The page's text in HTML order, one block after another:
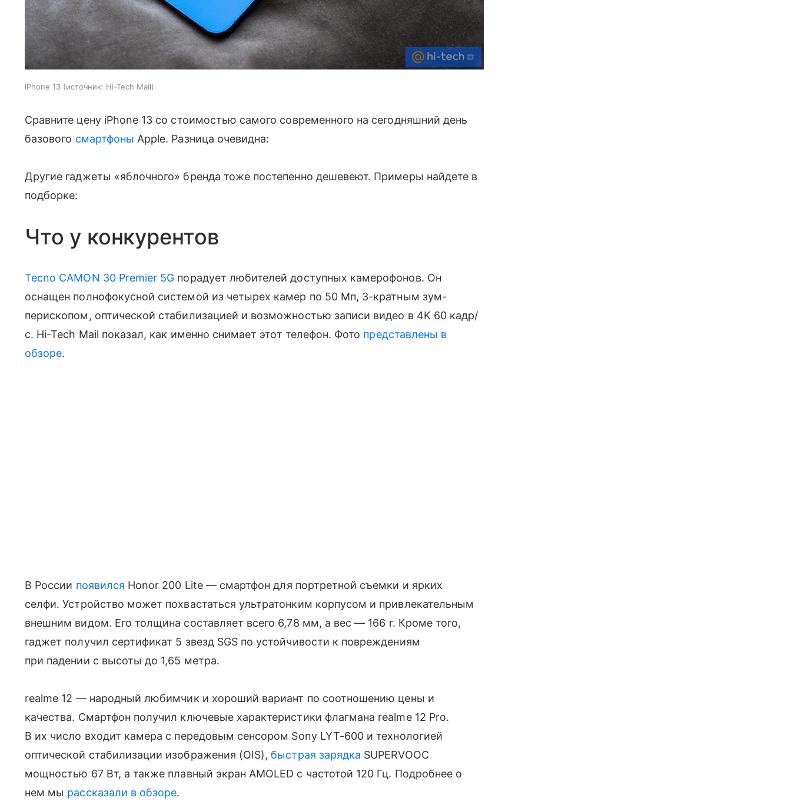
iPhone 13 источник: Hi-Tech Mail
Сравните цену iPhone 13 со стоимостью самого современного на сегодняшний день
базового смартфоны Apple. Разница очевидна:
Другие гаджеты «яблочного» бренда тоже постепенно дешевеют. Примеры найдете в
подборке:
Что у конкурентов
Tecno CAMON 30 Premier 5G порадует любителей доступных камерофонов. Он
оснащен полнофокусной системой из четырех камер по 50 Мп, 3-кратным зум-
перископом, оптической стабилизацией и возможностью записи видео в 4K 60 кадр/
с. Hi-Tech Mail показал, как именно снимает этот телефон. Фото представлены в
обзоре.
В России появился Honor 200 Lite — смартфон для портретной съемки и ярких
селфи. Устройство может похвастаться ультратонким корпусом и привлекательным
внешним видом. Его толщина составляет всего 6,78 мм, а вес — 166 г. Кроме того,
гаджет получил сертификат 5 звезд SGS по устойчивости к повреждениям
при падении с высоты до 1,65 метра.
realme 12 — народный любимчик и хороший вариант по соотношению цены и
качества. Смартфон получил ключевые характеристики флагмана realme 12 Pro.
В их число входит камера с передовым сенсором Sony LYT-600 и технологией
оптической стабилизации изображения (OIS), быстрая зарядка SUPERVOOC
мощностью 67 Вт, а также плавный экран AMOLED с частотой 120 Гц. Подробнее о
нем мы рассказали в обзоре.